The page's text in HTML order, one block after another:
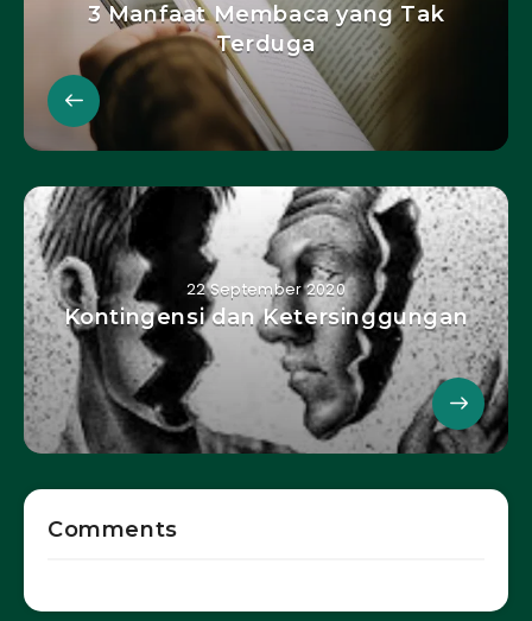
3 Manfaat Membaca yang Tak
Terduga
22 September 2020
Kontingensi dan Ketersinggungan
Comments